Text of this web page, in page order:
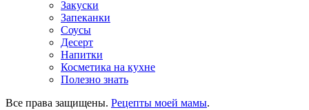
Закуски
Запеканки
Соусы
Десерт
Напитки
Косметика на кухне
Полезно знать
Все права защищены. Рецепты моей мамы.